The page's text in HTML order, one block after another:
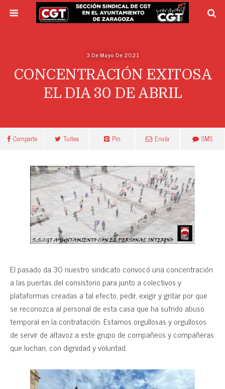
3 De Mayo De 2021
CONCENTRACIÓN EXITOSA
EL DIA 30 DE ABRIL
Comparte Tuitea Pin Envía SMS
El pasado da 30 nuestro sindicato convocó una concentración
a las puertas del consistorio para junto a colectivos y
plataformas creadas a tal efecto, pedir, exigir y gritar por que
se reconozca al personal de esta casa que ha sufrido abuso
temporal en la contratación. Estamos orgullosas y orgullosos
de servir de altavoz a este grupo de compañeos y compañeras
que luchan, con dignidad y voluntad.